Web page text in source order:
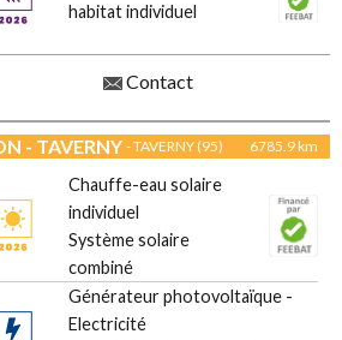
habitat individuel
Contact
- TAVERNY - TAVERNY (95) 6785.9 km
Chauffe-eau solaire
individuel
Système solaire
combiné
Générateur photovoltaïque -
Electricité